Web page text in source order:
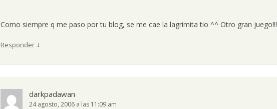
Como siempre q me paso por tu blog, se me cae la lagrimita tio ^^ Otro gran juego!!!
Responder ↓
darkpadawan
24 agosto, 2006 a las 11:09 am